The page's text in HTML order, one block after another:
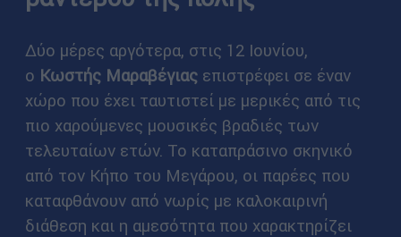
Δύο μέρες αργότερα, στις 12 Ιουνίου,
ο Κωστής Μαραβέγιαςεπιστρέφει σε έναν
χώρο που έχει ταυτιστεί με μερικές από τις
πιο χαρούμενες μουσικές βραδιές των
τελευταίων ετών. Το καταπράσινο σκηνικό
από τον Κήπο του Μεγάρου, οι παρέες που
καταφθάνουν από νωρίς με καλοκαιρινή
διάθεση και η αμεσότητα που χαρακτηρίζει